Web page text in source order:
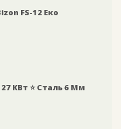
FS-12 Еко
КВт ⭐ Сталь 6 Мм